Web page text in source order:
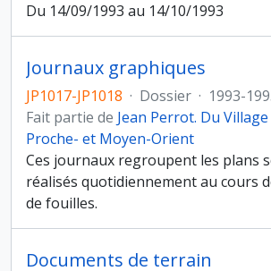
Du 14/09/1993 au 14/10/1993
Journaux graphiques
JP1017-JP1018 · Dossier · 1993-
Fait partie de Jean Perrot. Du
Proche- et Moyen-Orient
Ces journaux regroupent les plans
réalisés quotidiennement au cours
de fouilles.
Documents de terrain